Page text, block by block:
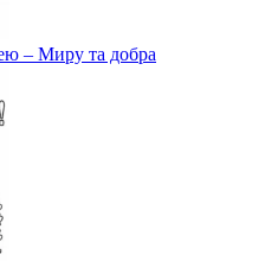
– Миру та добра